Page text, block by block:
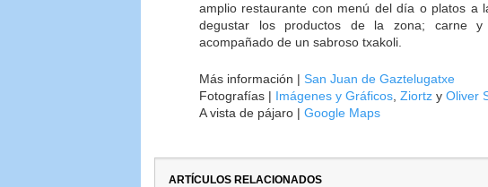
amplio restaurante con menú del día o platos a
degustar los productos de la zona; carne y
acompañado de un sabroso txakoli.
Más información | San Juan de Gaztelugatxe
Fotografías | Imágenes y Gráficos Ziortz y Oliver
A vista de pájaro | Google Maps
ARTÍCULOS RELACIONADOS